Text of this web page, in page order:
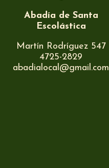
Abadía de Santa
Escolástica
Martín Rodríguez 547
4725-2829
abadialocal@gmail.com